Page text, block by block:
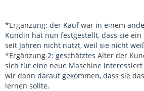
*Ergänzung: der Kauf war in einem
Kundin hat nun festgestellt, dass sie ein
seit Jahren nicht nutzt, weil sie nicht
*Ergänzung 2: geschätztes Alter der
sich für eine neue Maschine
wir dann darauf gekommen, dass sie
lernen sollte.